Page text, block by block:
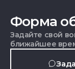
Форма
Задайте свой
ближайшее